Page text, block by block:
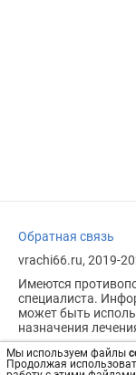
Мы используем файлы
Продолжая
Обратная связь
vrachi66.ru, 2019-
Имеются
специалиста.
может быть
назначения
Возрастное